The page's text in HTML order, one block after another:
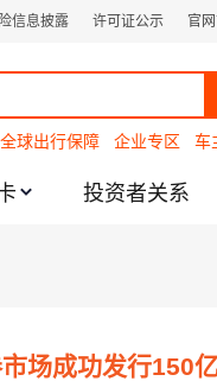
信息披露 许可证公示 官
全球出行保障 企业专区 车
投资者关系
场成功发行150